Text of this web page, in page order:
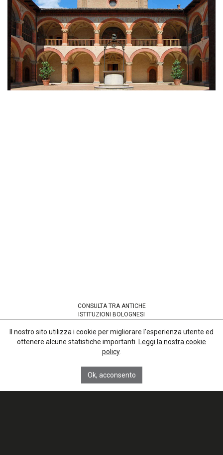
CONSULTA TRA ANTICHE
ISTITUZIONI BOLOGNESI
codice fiscale 91265380377
Sede presso
Basilica di San Petronio
40124 Bologna
info@anticheistituzionibolognesi.org
Il nostro sito utilizza i cookie per migliorare l'esperienza utente ed
ottenere alcune statistiche importanti. Leggi la nostra cookie
policy.
Ok, acconsento